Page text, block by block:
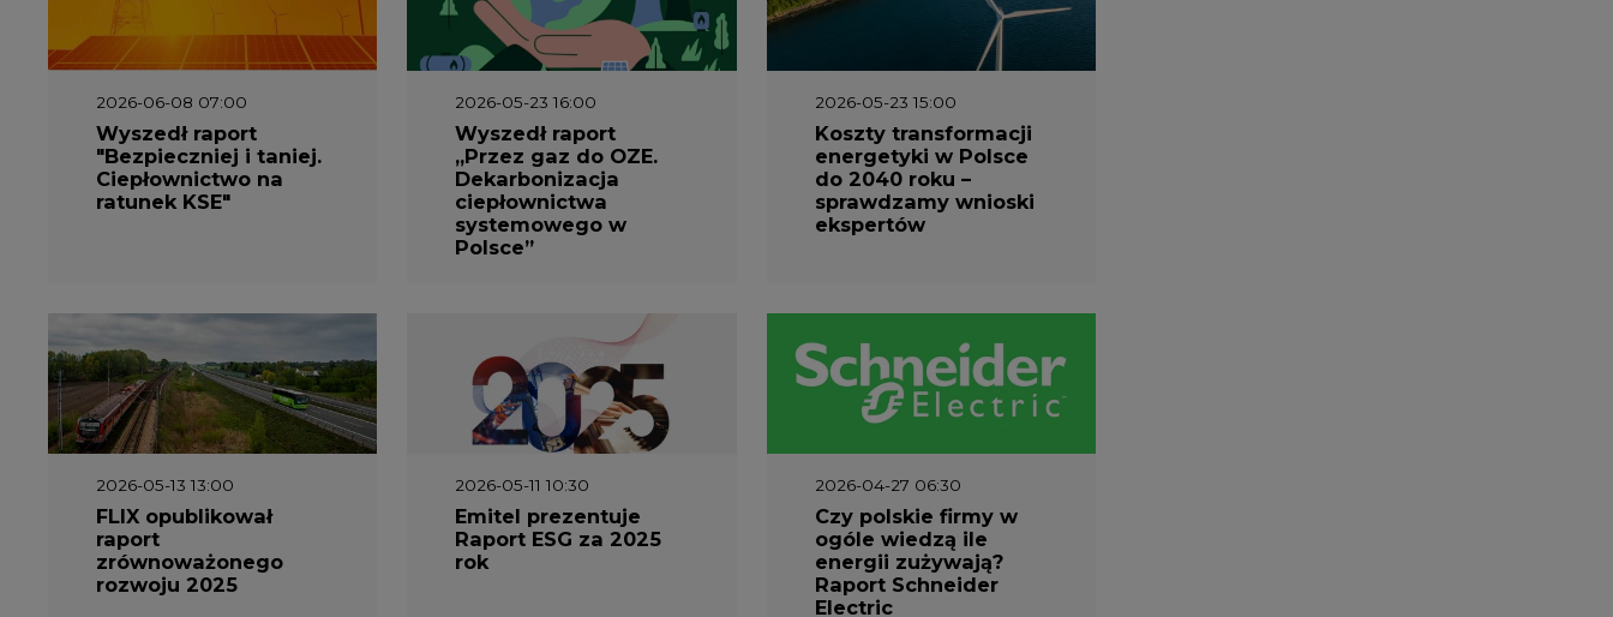
2026-06-08 07:00
Wyszedł raport
"Bezpieczniej i taniej.
Ciepłownictwo na
ratunek KSE"
2026-05-23 16:00
Wyszedł raport
„Przez gaz do OZE.
Dekarbonizacja
ciepłownictwa
systemowego w
Polsce”
2026-05-23 15:00
Koszty transformacji
energetyki w Polsce
do 2040 roku –
sprawdzamy wnioski
ekspertów
2026-05-13 13:00
FLIX opublikował
raport
zrównoważonego
rozwoju 2025
2026-05-11 10:30
Emitel prezentuje
Raport ESG za 2025
rok
2026-04-27 06:30
Czy polskie firmy w
ogóle wiedzą ile
energii zużywają?
Raport Schneider
Electric